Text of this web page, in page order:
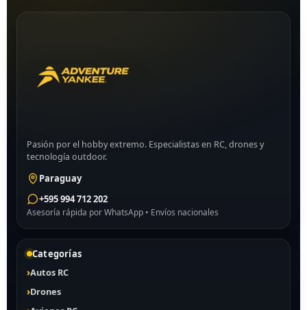
Pasión por el hobby extremo. Especialistas en RC, drones y
tecnología outdoor.
Paraguay
+595 994 712 202
Asesoría rápida por WhatsApp • Envíos nacionales
Categorías
Autos RC
Drones